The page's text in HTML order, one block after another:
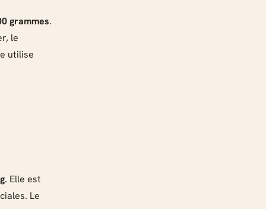
grammes.
le
utilise
. Elle est
Le